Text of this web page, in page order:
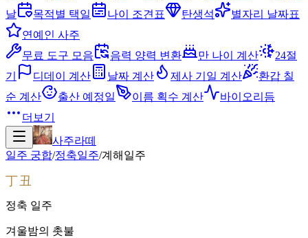
날
목적별 택일 나이 조견표 탄생석
별자리 날짜표
연예인 사주
무료 도구 모음
음력 양력 변환 만 나이 계산
24절
기
디데이 계산 날짜 계산 제사 기일 계산
환갑 칠
순 계산
출산 예정일 이름 획수 계산
바이오리듬
더보기
사주라떼
일주 궁합/정축일주/계해 일주
丁丑
정축 일주
겨울밤의 촛불